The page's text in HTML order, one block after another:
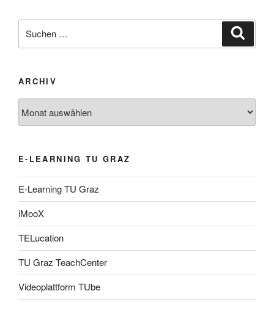
nach:
ARCHIV
E-LEARNING TU GRAZ
E-Learning TU Graz
iMooX
TELucation
TU Graz TeachCenter
Videoplattform TUbe